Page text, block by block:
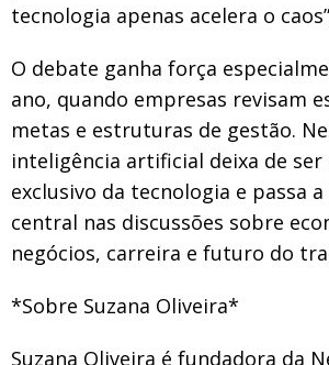
tecnologia apenas acelera o
O debate ganha força
ano, quando empresas revisam
metas e estruturas de gestão.
inteligência artificial deixa de
exclusivo da tecnologia e passa
central nas discussões sobre
negócios, carreira e futuro do
*Sobre Suzana Oliveira*
Suzana Oliveira é fundadora da